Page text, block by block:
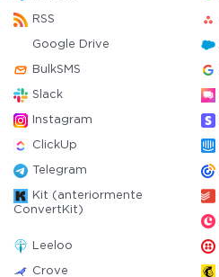
RSS
Google Drive
BulkSMS
Slack
Instagram
ClickUp
Telegram
Kit (anteriormente
ConvertKit)
Leeloo
Crove